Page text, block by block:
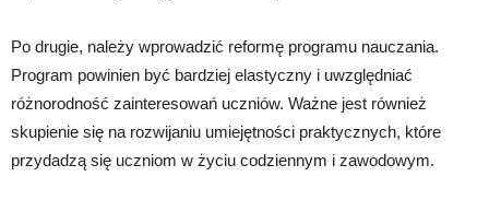
Po drugie, należy wprowadzić reformę programu nauczania.
Program powinien być bardziej elastyczny i uwzględniać
różnorodność zainteresowań uczniów. Ważne jest również
skupienie się na rozwijaniu umiejętności praktycznych, które
przydadzą się uczniom w życiu codziennym i zawodowym.